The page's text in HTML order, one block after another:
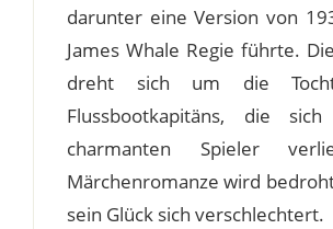
darunter eine Version von
James Whale Regie führte.
dreht sich um die
Flussbootkapitäns, die
charmanten Spieler
Märchenromanze wird
sein Glück sich verschlechtert.